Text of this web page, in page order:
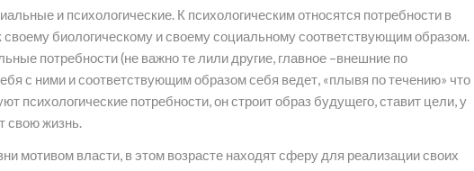
и психологические. К психологическим относятся потребности в
биологическому и своему социальному соответствующим образом.
потребности (не важно те лили другие, главное –внешние по
с ними и соответствующим образом себя ведет, «плывя по течению» что
психологические потребности, он строит образ будущего, ставит цели, у
свою жизнь.
мотивом власти, в этом возрасте находят сферу для реализации своих